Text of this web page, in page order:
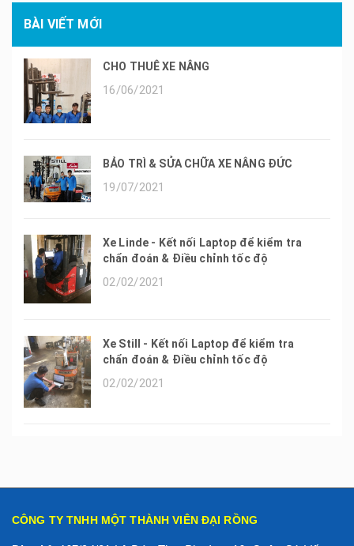
BÀI VIẾT MỚI
CHO THUÊ XE NÂNG
16/06/2021
BẢO TRÌ & SỬA CHỮA XE NÂNG ĐỨC
19/07/2021
Xe Linde - Kết nối Laptop để kiểm tra
chẩn đoán & Điều chỉnh tốc độ
02/02/2021
Xe Still - Kết nối Laptop để kiểm tra
chẩn đoán & Điều chỉnh tốc độ
02/02/2021
CÔNG TY TNHH MỘT THÀNH VIÊN ĐẠI RỒNG